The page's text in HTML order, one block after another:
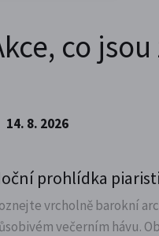
co
14. 8. 2026
prohlídka
vrcholně barokní
večerním hávu.